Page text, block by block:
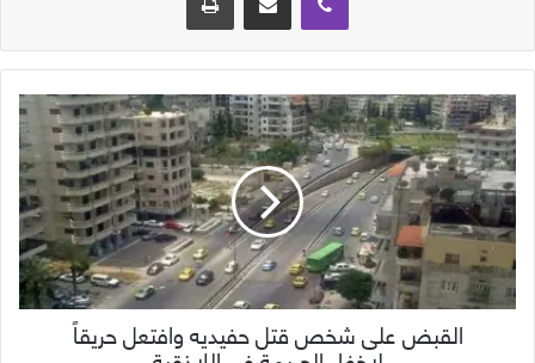
القبض على شخص قتل حفيديه وافتعل حريقاً